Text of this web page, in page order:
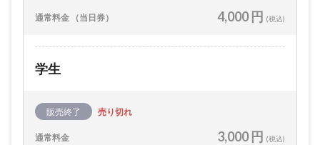
通常料金 （当日券） 4,000 円 (税込)
学生
販売終了 売り切れ
通常料金 3,000 円 (税込)